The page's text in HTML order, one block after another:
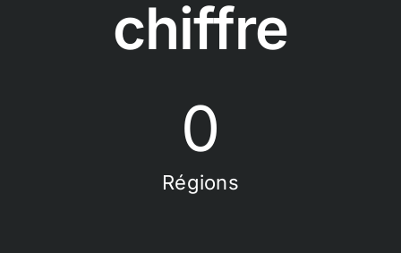
chiffre
0
Régions